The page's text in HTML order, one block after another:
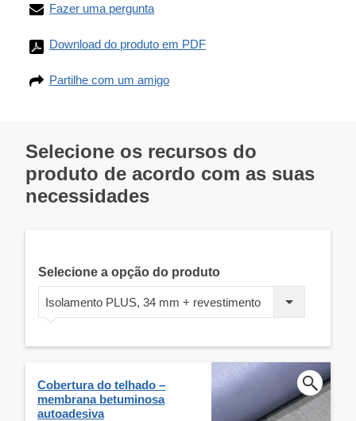
Fazer uma pergunta
Download do produto em PDF
Partilhe com um amigo
Selecione os recursos do
produto de acordo com as suas
necessidades
Selecione a opção do produto
Isolamento PLUS, 34 mm + revestimento
Cobertura do telhado –
membrana betuminosa
autoadesiva